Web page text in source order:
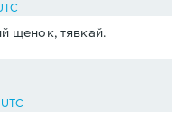
щенок, тявкай.